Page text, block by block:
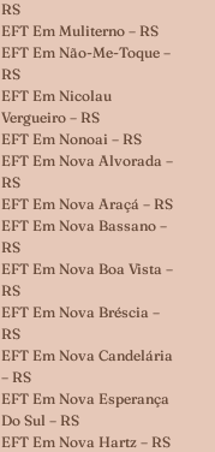
RS
EFT Em Muliterno – RS
EFT Em Não-Me-Toque –
RS
EFT Em Nicolau
Vergueiro – RS
EFT Em Nonoai – RS
EFT Em Nova Alvorada –
RS
EFT Em Nova Araçá – RS
EFT Em Nova Bassano –
RS
EFT Em Nova Boa Vista –
RS
EFT Em Nova Bréscia –
RS
EFT Em Nova Candelária
– RS
EFT Em Nova Esperança
Do Sul – RS
EFT Em Nova Hartz – RS